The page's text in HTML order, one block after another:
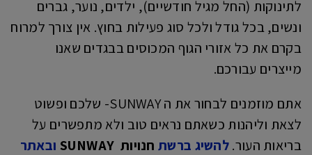
לתינוקות (החל מגיל חודשיים), ילדים, נוער, גברים
ונשים, בכל גודל ולכל סוג פעילות בחוץ. אין צורך למרוח
בקרם את כל אזורי הגוף המכוסים בבגדים שאנו
מייצרים עבורכם.
אתם מוזמנים לבחור את ה SUNWAY- שלכם ופשוט
לצאת וליהנות כשאתם נראים טוב ולא מתפשרים על
בריאות העור.להשיג ברשתחנויות
ובאתר